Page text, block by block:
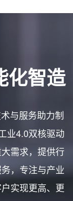
化智造
与服务助力制
业4.0双核驱动
需求，提供行
，专注与产业
实现更高、更